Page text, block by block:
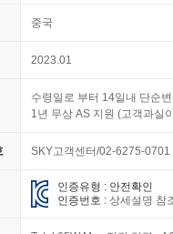
중국
2023.01
수령일로 부터 14일내 단순
1년 무상 AS 지원 (고객과실
SKY고객센터/02-6275-0701
인증유형 : 안전확인
인증번호 :상세설명 참